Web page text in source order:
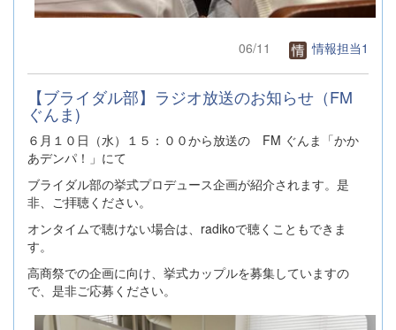
06/11 情報担当1
【ブライダル部】ラジオ放送のお知らせ（FM
ぐんま)
６月１０日（水）１５：００から放送の FM ぐんま「かか
あデンパ！」にて
ブライダル部の挙式プロデュース企画が紹介されます。是
非、ご拝聴ください。
オンタイムで聴けない場合は、radikoで聴くこともできま
す。
高商祭での企画に向け、挙式カップルを募集していますの
で、是非ご応募ください。